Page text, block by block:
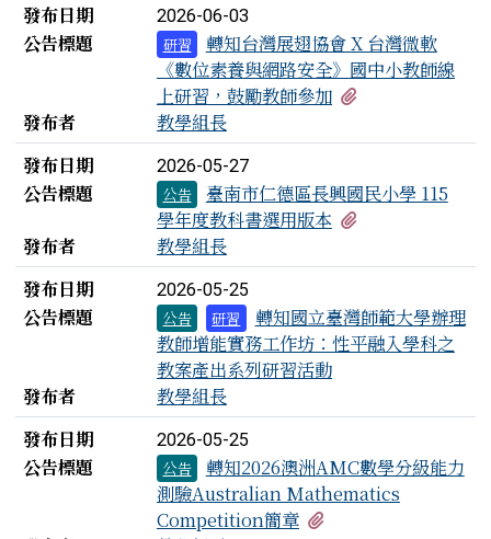
發布日期
2026-06-03
公告標題 研習
轉知台灣展翅協會 X 台灣微軟
《數位素養與網路安全》國中小教師線
上研習，鼓勵教師參加
發布者
教學組長
發布日期
2026-05-27
公告標題 公告
臺南市仁德區長興國民小學 115
學年度教科書選用版本
發布者
教學組長
發布日期
2026-05-25
公告標題 公告 研習
轉知國立臺灣師範大學辦理
教師增能實務工作坊：性平融入學科之
教案產出系列研習活動
發布者
教學組長
發布日期
2026-05-25
公告標題 公告
轉知2026澳洲AMC數學分級能力
測驗Australian Mathematics
Competition簡章